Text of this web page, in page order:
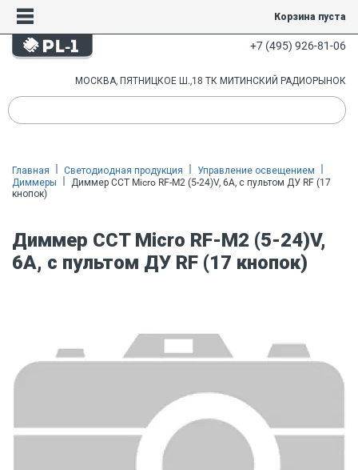
Корзина пуста
+7 (495) 926-81-06
МОСКВА, ПЯТНИЦКОЕ Ш.,18 ТК МИТИНСКИЙ РАДИОРЫНОК
Главная Светодиодная продукция
Управление освещением
Диммеры
Диммер CCT Micro RF-M2 (5-24)V, 6A, с пультом ДУ RF (17
кнопок)
Диммер CCT Micro RF-M2 (5-24)V,
6A, с пультом ДУ RF (17 кнопок)